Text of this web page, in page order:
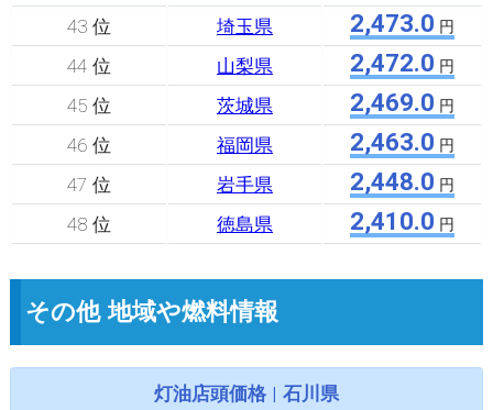
43 位 埼玉県 2,473.0 円
44 位 山梨県 2,472.0 円
45 位 茨城県 2,469.0 円
46 位 福岡県 2,463.0 円
47 位 岩手県 2,448.0 円
48 位 徳島県 2,410.0 円
その他 地域や燃料情報
灯油店頭価格 | 石川県